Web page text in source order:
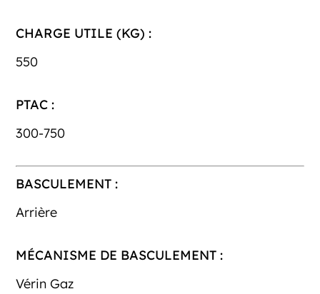
CHARGE UTILE (KG) :
550
PTAC :
300-750
BASCULEMENT :
Arrière
MÉCANISME DE BASCULEMENT :
Vérin Gaz